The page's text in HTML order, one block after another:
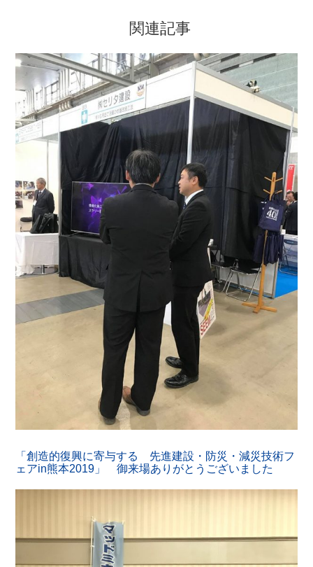
関連記事
「創造的復興に寄与する 先進建設・防災・減災技術フ
ェアin熊本2019」 御来場ありがとうございました